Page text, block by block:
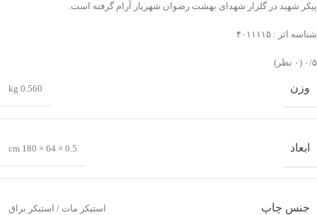
پیکر شهید در گلزار شهدای بهشت رضوان شهریار آرام گرفته است.
شناسه اثر : ۴۰۱۱۱۱۵
‫۰/۵ ‫(۰ نظر)
وزن 0.560 kg
ابعاد 0.5 × 64 × 180 cm
جنس چاپ استیکر مات / استیکر براق